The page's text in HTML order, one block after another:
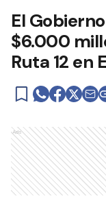
El
$6.000
Ruta 12 en
Ads